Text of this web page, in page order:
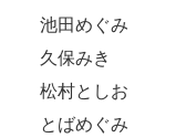
池田めぐみ
久保みき
松村としお
とばめぐみ